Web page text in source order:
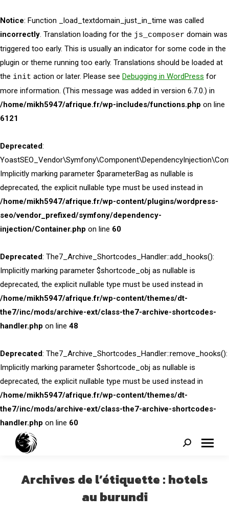
Notice: Function _load_textdomain_just_in_time was called
incorrectly. Translation loading for the js_composer domain was
triggered too early. This is usually an indicator for some code in the
plugin or theme running too early. Translations should be loaded at
the init action or later. Please see Debugging in WordPress for
more information. (This message was added in version 6.7.0.) in
/home/mikh5947/afrique.fr/wp-includes/functions.php on line
6121
Deprecated:
Implicitly marking parameter $parameterBag as nullable is
deprecated, the explicit nullable type must be used instead in
/home/mikh5947/afrique.fr/wp-content/plugins/wordpress-
seo/vendor_prefixed/symfony/dependency-
injection/Container.php on line 60
Deprecated: The7_Archive_Shortcodes_Handler::add_hooks():
Implicitly marking parameter $shortcode_obj as nullable is
deprecated, the explicit nullable type must be used instead in
/home/mikh5947/afrique.fr/wp-content/themes/dt-
the7/inc/mods/archive-ext/class-the7-archive-shortcodes-
handler.php on line 48
Deprecated: The7_Archive_Shortcodes_Handler::remove_hooks():
Implicitly marking parameter $shortcode_obj as nullable is
deprecated, the explicit nullable type must be used instead in
/home/mikh5947/afrique.fr/wp-content/themes/dt-
the7/inc/mods/archive-ext/class-the7-archive-shortcodes-
handler.php on line 60
Search:
Archives de l’étiquette : hotels
au burundi